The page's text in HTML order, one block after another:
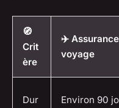
🧭
Crit
ère
✈️ Assurance
voyage
Dur
Environ 90